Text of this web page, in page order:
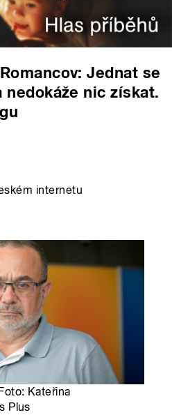
Jednat se
nedokáže nic získat.
internetu
Kateřina
Plus